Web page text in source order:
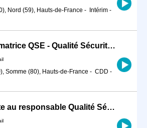
Nord (59), Hauts-de-France - Intérim -
Animateur / Animatrice QSE - Qualité Sécurité Environnement BTP (H/F)
Somme (80), Hauts-de-France - CDD -
Adjoint / Adjointe au responsable Qualité Sécurité Environnement (H/F)